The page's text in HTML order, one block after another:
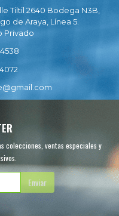
Tiltil 2640 Bodega N3B,
de Araya, Línea 5.
Privado
colecciones, ventas especiales y
Enviar